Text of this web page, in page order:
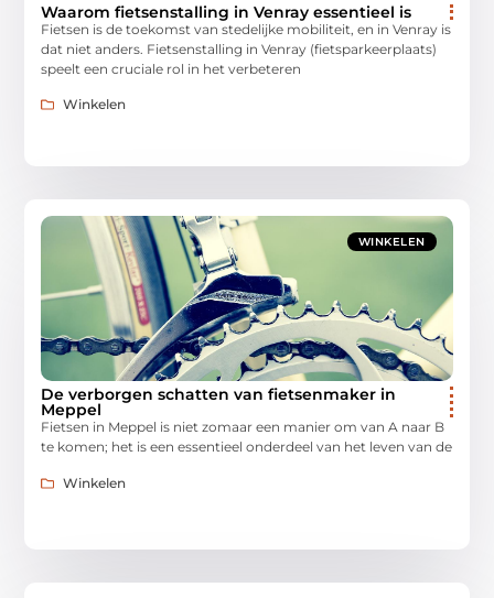
Waarom fietsenstalling in Venray essentieel is
Fietsen is de toekomst van stedelijke mobiliteit, en in Venray is
dat niet anders. Fietsenstalling in Venray (fietsparkeerplaats)
speelt een cruciale rol in het verbeteren
Winkelen
WINKELEN
De verborgen schatten van fietsenmaker in
Meppel
Fietsen in Meppel is niet zomaar een manier om van A naar B
te komen; het is een essentieel onderdeel van het leven van de
Winkelen